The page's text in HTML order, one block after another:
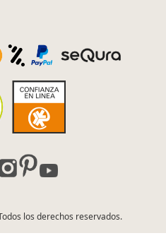
los derechos reservados.